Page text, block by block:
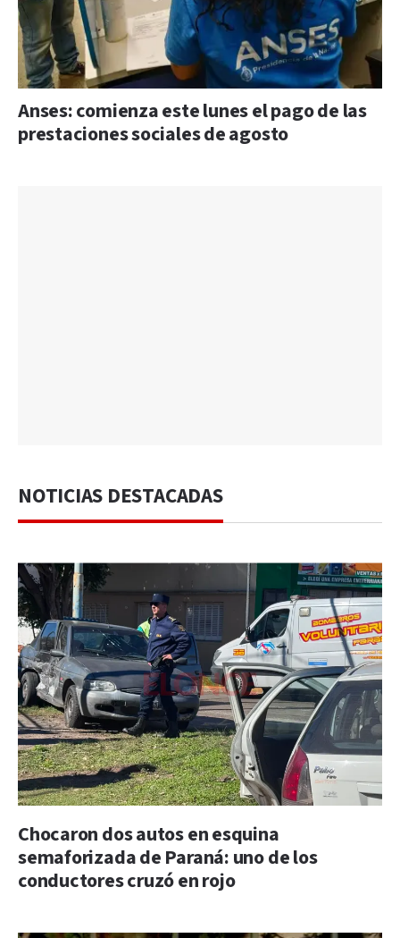
Anses: comienza este lunes el pago de las
prestaciones sociales de agosto
NOTICIAS DESTACADAS
Chocaron dos autos en esquina
semaforizada de Paraná: uno de los
conductores cruzó en rojo